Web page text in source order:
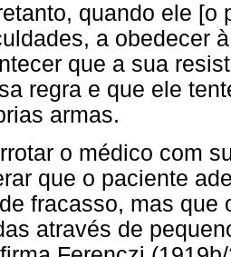
quando ele [o
a obedecer
que a sua
regra e que ele
armas.
o médico com
que o paciente
fracasso, mas que
através de